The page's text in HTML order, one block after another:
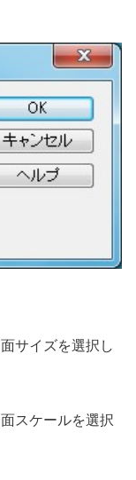
サイズを選択し
スケールを選択